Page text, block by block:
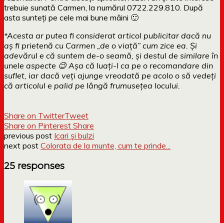
trebuie sunată Carmen, la numărul 0722.229.810. După
asta sunteți pe cele mai bune mâini 🙂
*Acesta ar putea fi considerat articol publicitar dacă nu
aș fi prietenă cu Carmen „de o viață” cum zice ea. Și
adevărul e că suntem de-o seamă, și destul de similare în
unele aspecte 😉 Așa că luați-l ca pe o recomandare din
suflet, iar dacă veți ajunge vreodată pe acolo o să vedeți
că articolul e palid pe lângă frumusețea locului.
Share on TwitterTweet
Share on Pinterest Share
previous post Icari și bulzi
next post Colorata de la munte, cum te prinde...
25 responses